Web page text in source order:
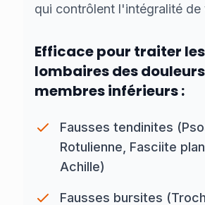
qui contrôlent l'intégralité de
Efficace pour traiter
lombaires des
membres inférieurs :
Fausses tendinites
Rotulienne, Fasciite
Achille)
Fausses bursites